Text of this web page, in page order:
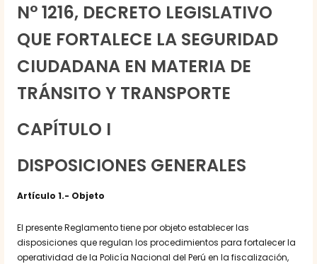
N° 1216, DECRETO LEGISLATIVO
QUE FORTALECE LA SEGURIDAD
CIUDADANA EN MATERIA DE
TRÁNSITO Y TRANSPORTE
CAPÍTULO I
DISPOSICIONES GENERALES
Artículo 1.- Objeto
El presente Reglamento tiene por objeto establecer las
disposiciones que regulan los procedimientos para fortalecer la
operatividad de la Policía Nacional del Perú en la fiscalización,